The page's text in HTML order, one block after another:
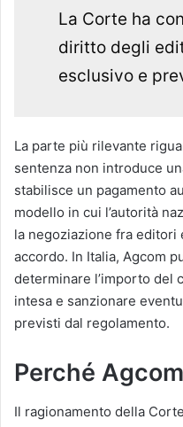
La Corte ha
diritto degli
esclusivo e
La parte più rilevante
sentenza non introduce
stabilisce un pagamento
modello in cui l’autorità
la negoziazione fra editori
accordo. In Italia, Agcom
determinare l’importo del
intesa e sanzionare
previsti dal regolamento.
Perché
Il ragionamento della